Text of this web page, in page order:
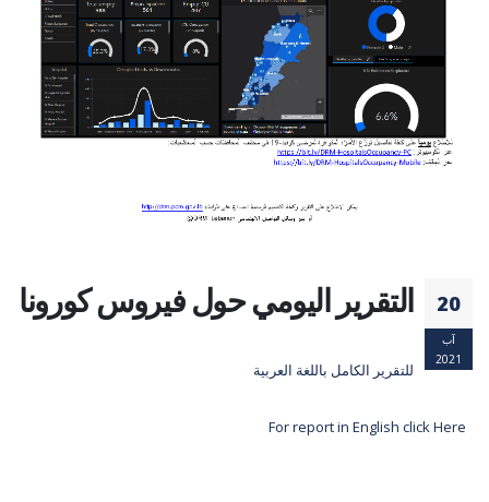
20
آب
2021
التقرير اليومي حول فيروس كورونا
للتقرير الكامل باللغة العربية
For report in English click Here